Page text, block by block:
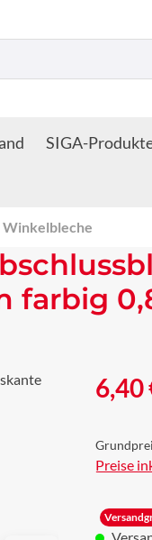
SIGA-
Winkelbleche
farbig
6,40
Preise